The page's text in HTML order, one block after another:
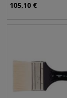
105,10 €